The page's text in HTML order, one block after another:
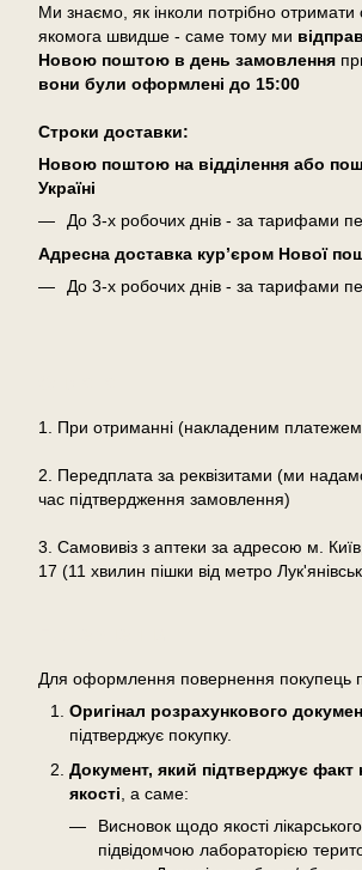
Ми знаємо, як інколи потрібно
якомога швидше - саме тому ми
Новою поштою в день замовлення
вони були оформлені до 15:00
Cтроки доставки:
Новою поштою на відділення або
Україні
До 3-х робочих днів - за тарифами
Адресна доставка кур’єром Нової
До 3-х робочих днів - за тарифами
1. При отриманні (накладеним
2. Передплата за реквізитами (ми
час підтвердження замовлення)
3. Самовивіз з аптеки за адресою м.
17 (11 хвилин пішки від метро
Для оформлення повернення покупець
Оригінал розрахункового
підтверджує покупку.
Документ, який підтверджує факт
якості , а саме:
Висновок щодо якості
підвідомчою лабораторією